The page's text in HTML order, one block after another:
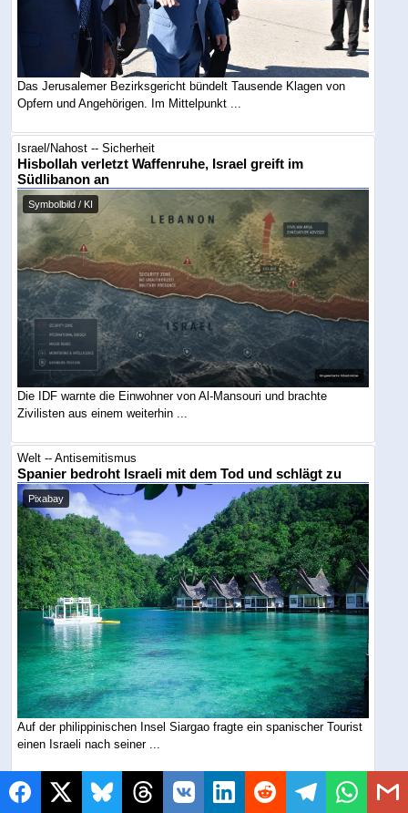
Das Jerusalemer Bezirksgericht bündelt Tausende Klagen von
Opfern und Angehörigen. Im Mittelpunkt ...
Israel/Nahost -- Sicherheit
Hisbollah verletzt Waffenruhe, Israel greift im
Südlibanon an
Symbolbild / KI
Die IDF warnte die Einwohner von Al-Mansouri und brachte
Zivilisten aus einem weiterhin ...
Welt -- Antisemitismus
Spanier bedroht Israeli mit dem Tod und schlägt zu
Pixabay
Auf der philippinischen Insel Siargao fragte ein spanischer Tourist
einen Israeli nach seiner ...
Welt -- Antisemitismus
Ahed Tamimi nennt Juden den Feind und wünscht der